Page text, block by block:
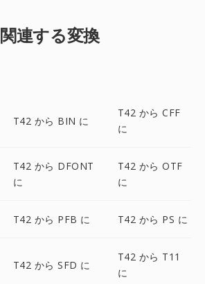
関連する変換
T42 から BIN に
T42 から CFF
に
T42 から DFONT
に
T42 から OTF
に
T42 から PFB に T42 から PS に
T42 から SFD に
T42 から T11
に